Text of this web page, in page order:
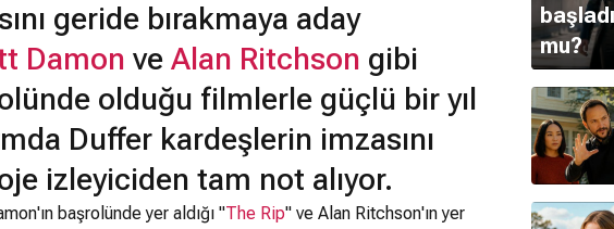
geride bırakmaya aday
Damon ve Alan Ritchson gibi
olduğu filmlerle güçlü bir yıl
Duffer kardeşlerin imzasını
izleyiciden tam not alıyor.
başrolünde yer aldığı "The Rip" ve Alan Ritchson'ın yer
mu?